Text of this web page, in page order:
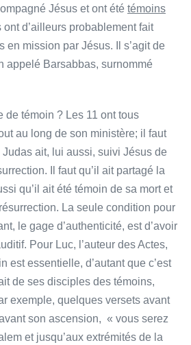
Jésus et ont été témoins
d’ailleurs probablement fait
en mission par Jésus. Il s’agit de
appelé Barsabbas, surnommé
de témoin ? Les 11 ont tous
au long de son ministère; il faut
ait, lui aussi, suivi Jésus de
Il faut qu’il ait partagé la
qu’il ait été témoin de sa mort et
La seule condition pour
le gage d’authenticité, est d’avoir
Pour Luc, l’auteur des Actes,
est essentielle, d’autant que c’est
de ses disciples des témoins,
exemple, quelques versets avant
son ascension, « vous serez
et jusqu’aux extrémités de la